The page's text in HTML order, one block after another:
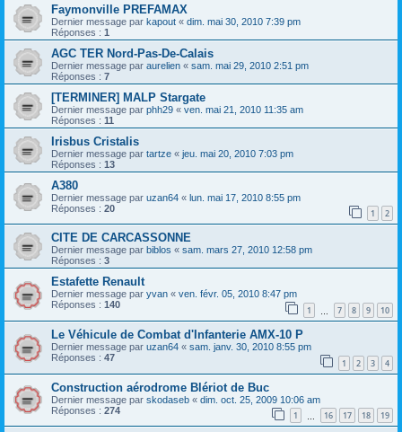
Faymonville PREFAMAX
Dernier message par kapout « dim. mai 30, 2010 7:39 pm
Réponses : 1
AGC TER Nord-Pas-De-Calais
Dernier message par aurelien « sam. mai 29, 2010 2:51 pm
Réponses : 7
[TERMINER] MALP Stargate
Dernier message par phh29 « ven. mai 21, 2010 11:35 am
Réponses : 11
Irisbus Cristalis
Dernier message par tartze « jeu. mai 20, 2010 7:03 pm
Réponses : 13
A380
Dernier message par uzan64 « lun. mai 17, 2010 8:55 pm
Réponses : 20 1 2
CITE DE CARCASSONNE
Dernier message par biblos « sam. mars 27, 2010 12:58 pm
Réponses : 3
Estafette Renault
Dernier message par yvan « ven. févr. 05, 2010 8:47 pm
Réponses : 140 1 7 8 9 10
Le Véhicule de Combat d'Infanterie AMX-10 P
Dernier message par uzan64 « sam. janv. 30, 2010 8:55 pm
Réponses : 47 1 2 3 4
Construction aérodrome Blériot de Buc
Dernier message par skodaseb « dim. oct. 25, 2009 10:06 am
Réponses : 274 1 16 17 18 19